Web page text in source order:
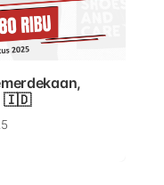
🇮🇩